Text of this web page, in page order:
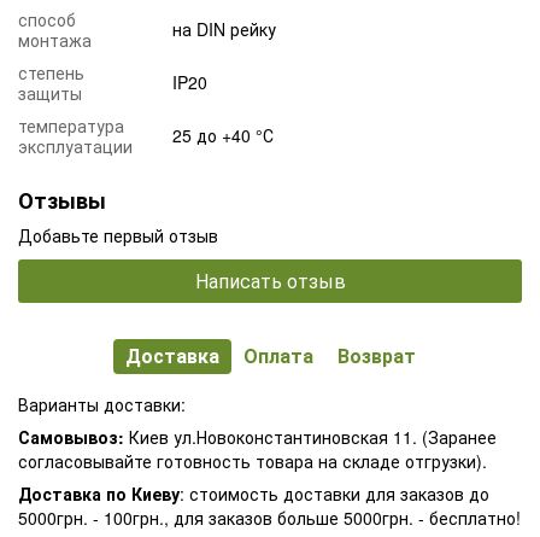
способ
монтажа
на DIN рейку
степень
защиты
IP20
температура
эксплуатации
25 до +40 °С
Отзывы
Добавьте первый отзыв
Написать отзыв
Доставка Оплата Возврат
Варианты доставки:
Самовывоз: Киев ул.Новоконстантиновская 11. (Заранее
согласовывайте готовность товара на складе отгрузки).
Доставка по Киеву: стоимость доставки для заказов до
5000грн. - 100грн., для заказов больше 5000грн. - бесплатно!